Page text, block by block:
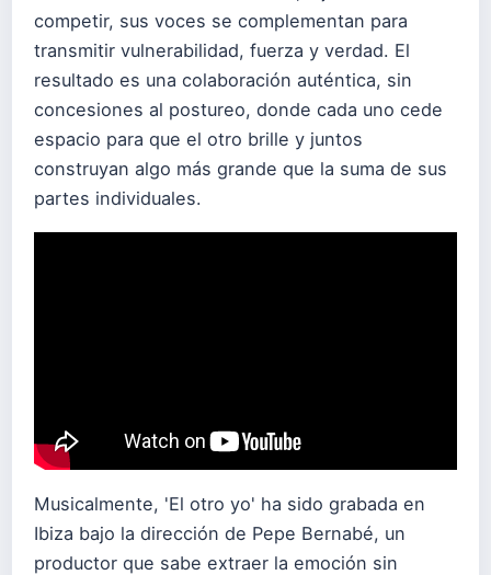
competir, sus voces se complementan para
transmitir vulnerabilidad, fuerza y verdad. El
resultado es una colaboración auténtica, sin
concesiones al postureo, donde cada uno cede
espacio para que el otro brille y juntos
construyan algo más grande que la suma de sus
partes individuales.
Musicalmente, 'El otro yo' ha sido grabada en
Ibiza bajo la dirección de Pepe Bernabé, un
productor que sabe extraer la emoción sin